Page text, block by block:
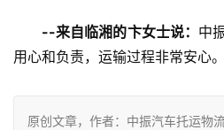
--来自临湘的卞女士说： 中
用心和负责，运输过程非常安心。
原创文章，作者：中振汽车托运物